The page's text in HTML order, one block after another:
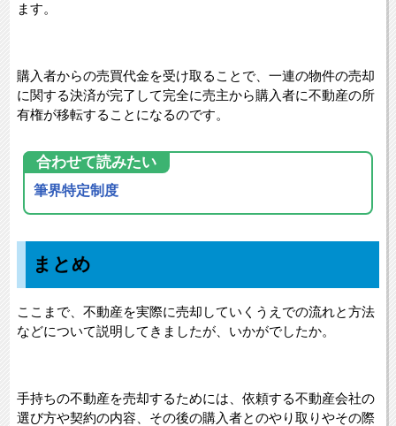
ます。
購入者からの売買代金を受け取ることで、一連の物件の売却
に関する決済が完了して完全に売主から購入者に不動産の所
有権が移転することになるのです。
合わせて読みたい
筆界特定制度
まとめ
ここまで、不動産を実際に売却していくうえでの流れと方法
などについて説明してきましたが、いかがでしたか。
手持ちの不動産を売却するためには、依頼する不動産会社の
選び方や契約の内容、その後の購入者とのやり取りやその際